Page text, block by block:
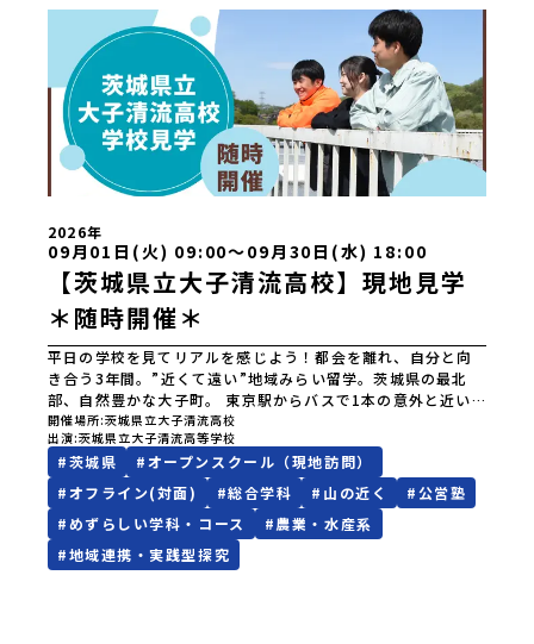
夕張高等学校北海道松前高等学校北海道知内高等学校北海道
上ノ国高等学校北海道奥尻高等学校ニセコ国際高等学校北海
道おといねっぷ美術工芸高等学校北海道幌加内高等学校北海
道苫前商業高等学校北海道斜里高等学校北海道湧別高等学校
北海道大空高等学校北海道平取高等学校北海道上士幌高等学
校北海道大樹高等学校北海道池田高等学校北海道白糠高等学
校北海道標津高等学校北海道羅臼高等学校北海道佐呂間高等
学校北海道雄武高等学校北海道月形高等学校 東北 青森県
立三戸高等学校青森県立名久井農業高等学校岩手県立沼宮内
県立岩泉高等学校岩手県立種市高等学校宮城県中新田高等学
校秋田県立男鹿海洋高等学校秋田県立矢島高等学校秋田県立
角館高等学校秋田県立鹿角高等学校山形県立谷地高等学校山
形県立長井工業高等学校山形県立新庄神室産業高等学校金山
校山形県立高畠高等学校山形県立小国高等学校福島県立川俣
高等学校福島県立只見高等学校福島県立猪苗代高等学校福島
県立川口高等学校 関東 茨城県立大子清流高等学校 中
部 新潟県立村上高等学校新潟県立佐渡高等学校新潟県立佐
渡総合高等学校新潟県立羽茂高等学校新潟県立加茂農林高等
学校新潟県立国際情報高等学校石川県立能登高等学校福井県
立若狭高等学校長野県木曽青峰高等学校長野県白馬高等学校
富山県立氷見高等学校静岡県立伊豆総合高等学校土肥分校静
岡県立浜松湖北高等学校佐久間分校 近畿 五條市立西吉野
農業高等学校和歌山県立串本古座高等学校 中国・四国 島
根県立横田高等学校島根県立島根中央高等学校島根県立矢上
高等学校島根県立隠岐島前高等学校岡山県立勝山高等学校
蒜山校地広島県立加計高等学校芸北分校広島県立大崎海星高
2026年
09月01日(火) 09:00〜09月30日(水) 18:00
【茨城県立大子清流高校】現地見学
＊随時開催＊
平日の学校を見てリアルを感じよう！都会を離れ、自分と向
き合う3年間。”近くて遠い”地域みらい留学。茨城県の最北
部、自然豊かな大子町。 東京駅からバスで1本の意外と近い
場所。でも、一歩足を踏み入れれば、都会では味わえない圧
倒的な自然と、温かい人の繋がりが待っています。「地域み
らい留学」が始まって3年。今年度も全国から12名の仲間を迎
えました。23名の先輩が通う大子清流高校をちょっとのぞい
ていきませんか👀こんな「自分」に出会ってみたい人へなに
かちょっと、新しいことにチャレンジしてみたい勉強だけじ
ゃなく、実際に体を動かす体験を大切にしたい面倒見の良い
先生や、地域の大人たちに見守られて成長したいそんな「ち
開催場所 茨城県立大子清流高校
出演 茨城県立大子清流高等学校
#茨城県 #オープンスクール（現地訪問）
#オフライン(対面) #総合学科 # 山の近く #公営塾
#めずらしい学科・コース #農業・水産系
#地域連携・実践型探究